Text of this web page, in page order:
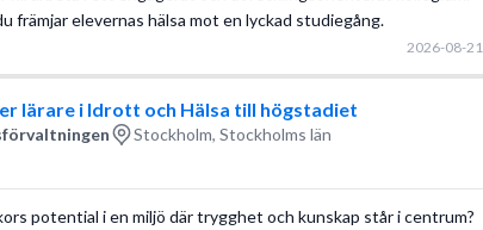
främjar elevernas hälsa mot en lyckad studiegång.
2026-08-21
lärare i Idrott och Hälsa till högstadiet
Stockholm, Stockholms län
potential i en miljö där trygghet och kunskap står i centrum?